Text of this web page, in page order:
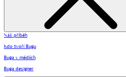
Náš příběh
Kdo tvoří Bugu
Buga v médiích
Buga designer